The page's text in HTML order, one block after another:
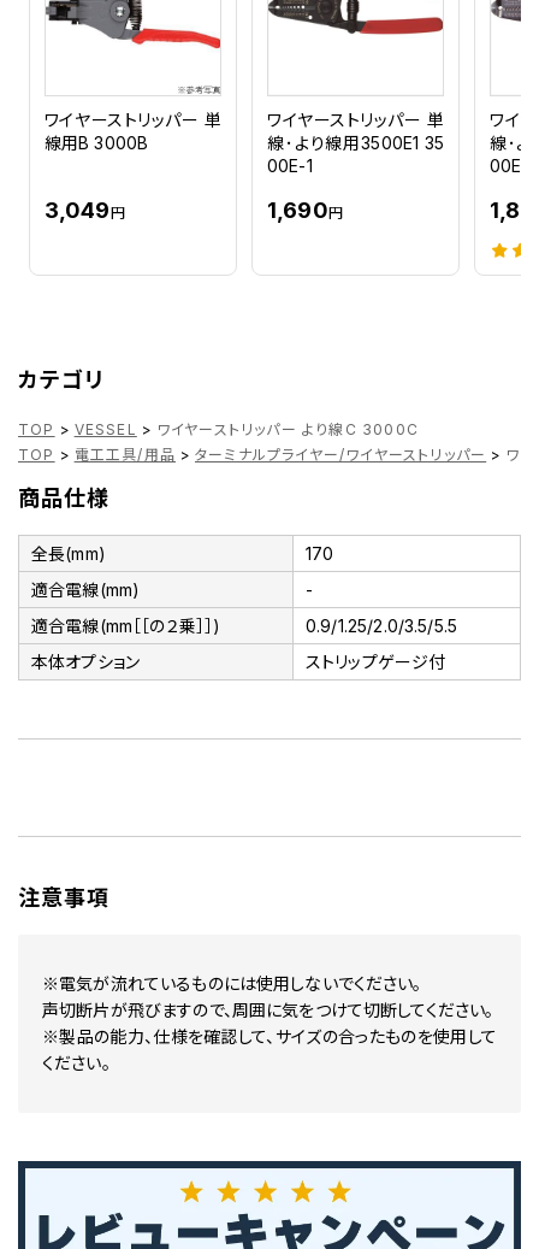
ワイヤーストリッパー 単
線用B 3000B
3,049円
ワイヤーストリッパー 単
線･より線用3500E1 35
00E-1
1,690円
ワイ
線･よ
00E-2
カテゴリ
TOP > VESSEL > ワイヤーストリッパー より線C 3000C
TOP > 電工工具/用品 > ターミナルプライヤー/ワイヤーストリッパー > ワ
商品仕様
全長(mm)
170
適合電線(mm)
-
適合電線(mm［［の２乗］］)
0.9/1.25/2.0/3.5/5.5
本体オプション
ストリップゲージ付
注意事項
※電気が流れているものには使用しないでください。
声切断片が飛びますので、周囲に気をつけて切断してください。
※製品の能力、仕様を確認して、サイズの合ったものを使用して
ください。